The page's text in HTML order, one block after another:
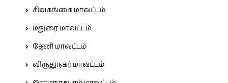
சிவகங்கை மாவட்டம்
மதுரை மாவட்டம்
தேனி மாவட்டம்
விருதுநகர் மாவட்டம்